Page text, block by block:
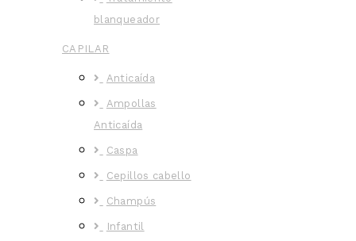
blanqueador
CAPILAR
Anticaída
Ampollas
Anticaída
Caspa
Cepillos cabello
Champús
Infantil